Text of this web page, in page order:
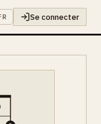
Se connecter